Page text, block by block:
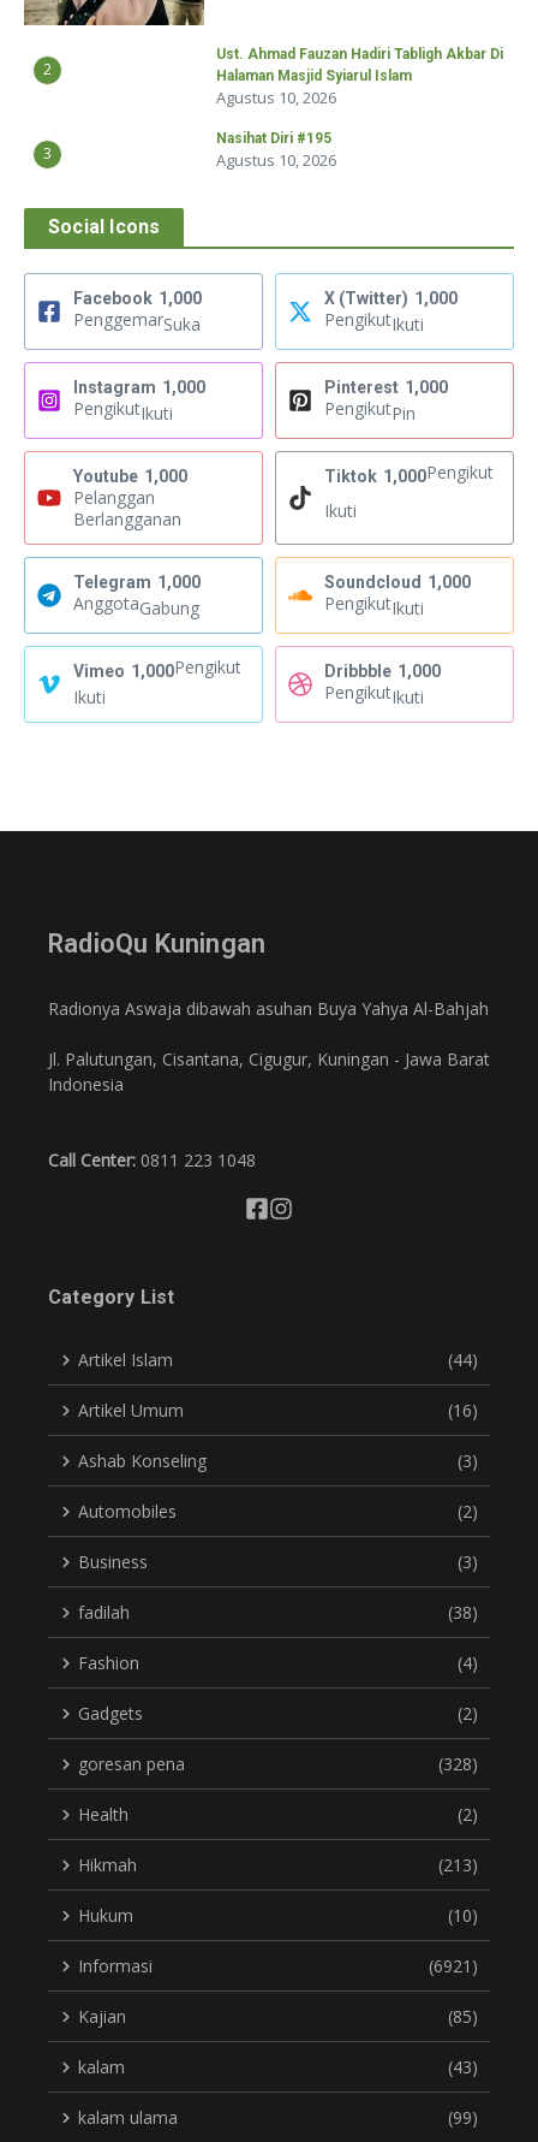
2
Ust. Ahmad Fauzan Hadiri Tabligh Akbar Di
Halaman Masjid Syiarul Islam
Agustus 10, 2026
3
Nasihat Diri #195
Agustus 10, 2026
Social Icons
Facebook 1,000
PenggemarSuka
X (Twitter) 1,000
PengikutIkuti
Instagram 1,000
PengikutIkuti
Pinterest 1,000
PengikutPin
Youtube 1,000
Pelanggan
Berlangganan
Tiktok 1,000Pengikut
Ikuti
Telegram 1,000
AnggotaGabung
Soundcloud 1,000
PengikutIkuti
Vimeo 1,000Pengikut
Ikuti
Dribbble 1,000
PengikutIkuti
RadioQu Kuningan
Radionya Aswaja dibawah asuhan Buya Yahya Al-Bahjah
Jl. Palutungan, Cisantana, Cigugur, Kuningan - Jawa Barat
Indonesia
Call Center: 0811 223 1048
Category List
Artikel Islam (44)
Artikel Umum (16)
Ashab Konseling (3)
Automobiles (2)
Business (3)
fadilah (38)
Fashion (4)
Gadgets (2)
goresan pena (328)
Health (2)
Hikmah (213)
Hukum (10)
Informasi (6921)
Kajian (85)
kalam (43)
kalam ulama (99)